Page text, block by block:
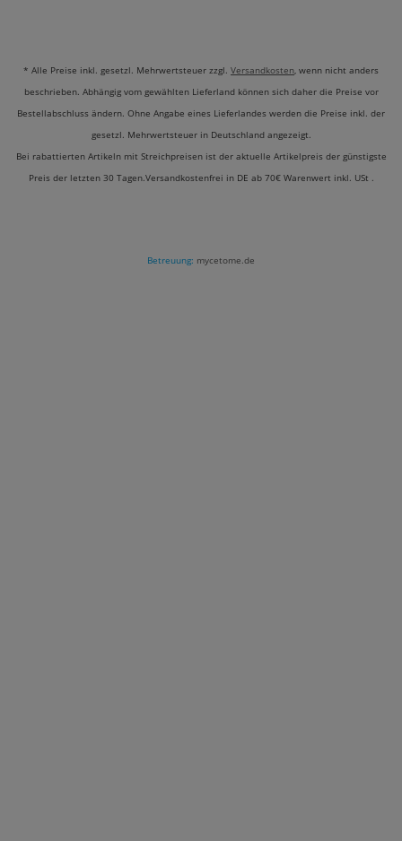
* Alle Preise inkl. gesetzl. Mehrwertsteuer zzgl. Versandkosten, wenn nicht anders
beschrieben. Abhängig vom gewählten Lieferland können sich daher die Preise vor
Bestellabschluss ändern. Ohne Angabe eines Lieferlandes werden die Preise inkl. der
gesetzl. Mehrwertsteuer in Deutschland angezeigt.
Bei rabattierten Artikeln mit Streichpreisen ist der aktuelle Artikelpreis der günstigste
Preis der letzten 30 Tagen.Versandkostenfrei in DE ab 70€ Warenwert inkl. USt .
Betreuung: mycetome.de